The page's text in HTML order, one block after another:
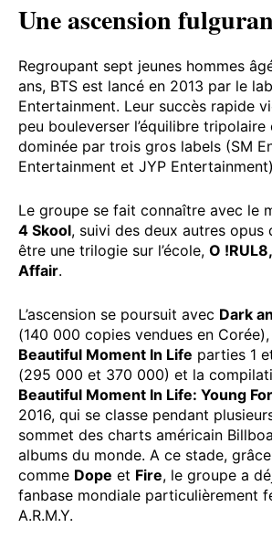
Une ascension
Regroupant sept jeunes hommes
ans, BTS est lancé en 2013 par le
Entertainment. Leur succès rapide
peu bouleverser l’équilibre tripolaire
dominée par trois gros labels (SM
Entertainment et JYP
Le groupe se fait connaître avec le
4 Skool, suivi des deux autres opus
être une trilogie sur l’école, O
Affair.
L’ascension se poursuit avec Dark
(140 000 copies vendues en
Beautiful Moment In Life parties 1
(295 000 et 370 000) et la
Beautiful Moment In Life: Young
2016, qui se classe pendant
sommet des charts américain
albums du monde. A ce stade,
comme Dope et Fire, le groupe a
fanbase mondiale particulièrement
A.R.M.Y.